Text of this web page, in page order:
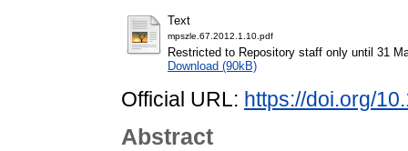
Text
mpszle.67.2012.1.10.pdf
Restricted to Repository staff only until 31
Download (90kB)
Official URL: https://doi.org/
Abstract